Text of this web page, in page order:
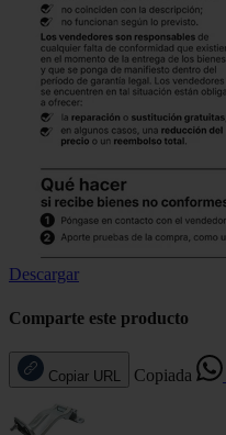
Descargar
Comparte este producto
Copiar URL Copiada